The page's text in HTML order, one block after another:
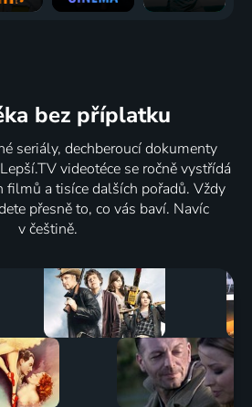
bez příplatku
seriály, dechberoucí dokumenty
videotéce se ročně vystřídá
filmů a tisíce dalších pořadů. Vždy
přesně to, co vás baví. Navíc
v češtině.